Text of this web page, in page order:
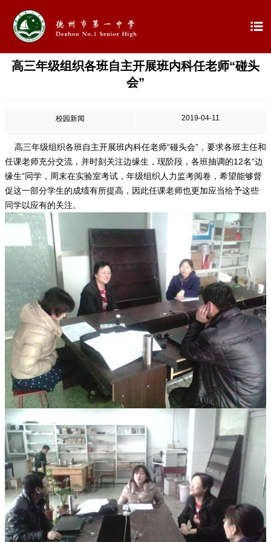

高三年级组织各班自主开展班内科任老师“碰头
会”
校园新闻 2019-04-11
高三年级组织各班自主开展班内科任老师“碰头会”，要求各班主任和
任课老师充分交流，并时刻关注边缘生，现阶段，各班抽调的12名“边
缘生”同学，周末在实验室考试，年级组织人力监考阅卷，希望能够督
促这一部分学生的成绩有所提高，因此任课老师也更加应当给予这些
同学以应有的关注。
 首页
 教学教研
 最新公告
 校园新闻
 科学技术实验校